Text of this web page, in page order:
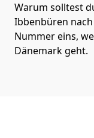
Warum solltest
Ibbenbüren
Nummer eins,
Dänemark geht.